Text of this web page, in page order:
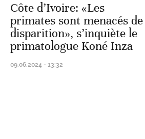
Côte d’Ivoire: «Les
primates sont menacés de
disparition», s’inquiète le
primatologue Koné Inza
09.06.2024 - 13:32